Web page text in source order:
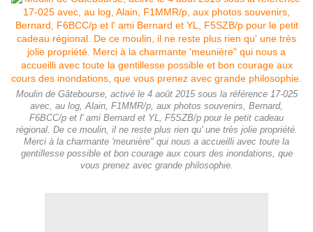
Moulin de Gâtebourse, activé le 4 août 2015 sous la référence 17-025
avec, au log, Alain, F1MMR/p, aux photos souvenirs, Bernard,
F6BCC/p et l' ami Bernard et YL, F5SZB/p pour le petit cadeau
régional. De ce moulin, il ne reste plus rien qu' une très jolie propriété.
Merci à la charmante 'meunière" qui nous a accueilli avec toute la
gentillesse possible et bon courage aux cours des inondations, que
vous prenez avec grande philosophie.